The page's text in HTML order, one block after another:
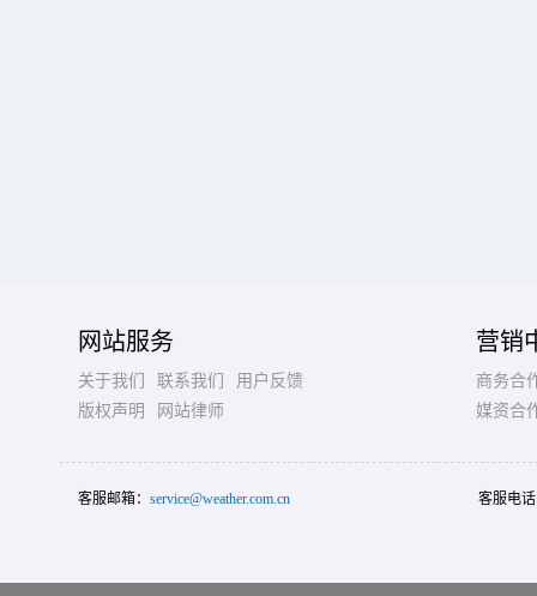
网站服务
关于我们 联系我们
用户反馈
版权声明
网站律师
营销
商务合
媒资合
客服邮箱： service@weather.com.cn 客服电